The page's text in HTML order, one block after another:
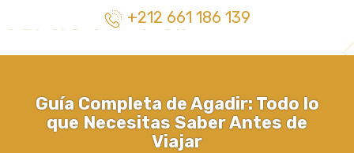
+212 661 186 139
Guía Completa de Agadir: Todo lo
que Necesitas Saber Antes de
Viajar